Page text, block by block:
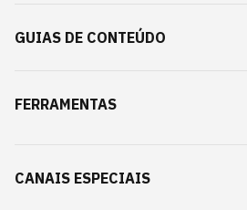
GUIAS DE CONTEÚDO
FERRAMENTAS
CANAIS ESPECIAIS